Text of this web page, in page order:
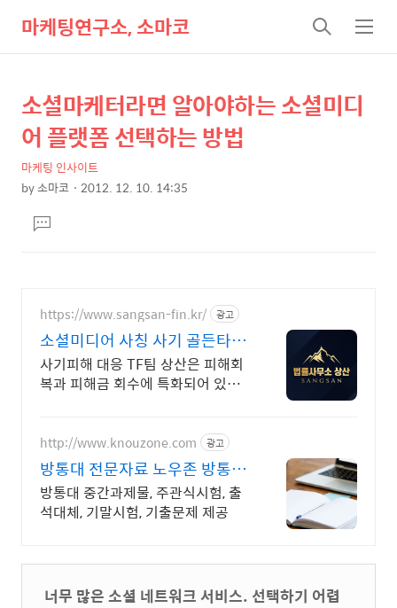
마케팅연구소, 소마코
검
색
메
뉴
상
세
텐
본
제
목
소셜마케터라면 알아야하는 소셜미디
어 플랫폼 선택하는 방법
마케팅 인사이트
by소마코 2012. 12. 10. 14:35
문댓
글
https://www.sangsan-fin.kr/ 광고
소셜미디어 사칭 사기 골든타임
대응
사기피해 대응 TF팀 상산은 피해회
복과 피해금 회수에 특화되어 있습
http://www.knouzone.com 광고
방통대 전문자료 노우존 방통대
자료포털 NO.1
방통대 중간과제물, 주관식시험, 출
석대체, 기말시험, 기출문제 제공
너무 많은 소셜 네트워크 서비스. 선택하기 어렵